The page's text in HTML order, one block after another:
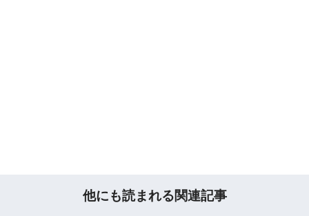
他にも読まれる関連記事